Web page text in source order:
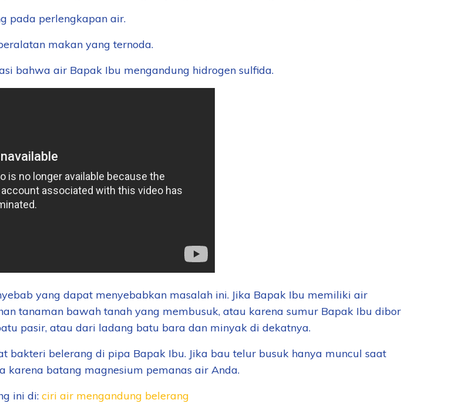
pada perlengkapan air.
makan yang ternoda.
bahwa air Bapak Ibu mengandung hidrogen sulfida.
yang dapat menyebabkan masalah ini. Jika Bapak Ibu memiliki air
tanaman bawah tanah yang membusuk, atau karena sumur Bapak Ibu dibor
pasir, atau dari ladang batu bara dan minyak di dekatnya.
bakteri belerang di pipa Bapak Ibu. Jika bau telur busuk hanya muncul saat
karena batang magnesium pemanas air Anda.
ini di: ciri air mengandung belerang